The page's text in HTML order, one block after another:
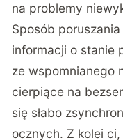
na problemy
Sposób
informacji o stanie
ze wspomnianego
cierpiące na
się słabo
ocznych. Z kolei